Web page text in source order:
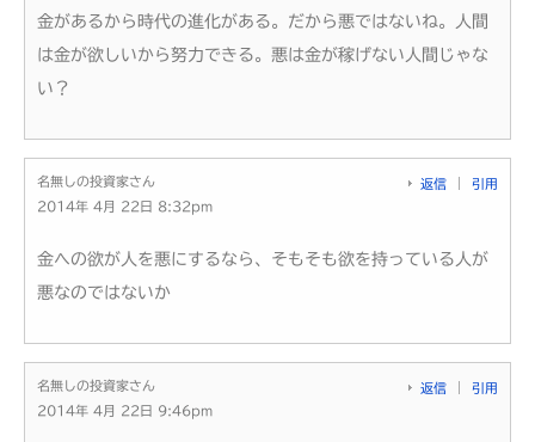
金があるから時代の進化がある。だから悪ではないね。人間
は金が欲しいから努力できる。悪は金が稼げない人間じゃな
い？
名無しの投資家さん
2014年 4月 22日 8:32pm
返信 引用
金への欲が人を悪にするなら、そもそも欲を持っている人が
悪なのではないか
名無しの投資家さん
2014年 4月 22日 9:46pm
返信 引用